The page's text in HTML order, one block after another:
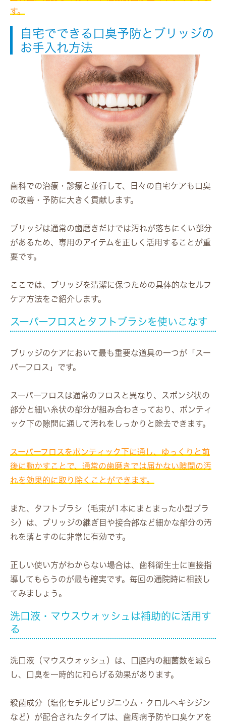
す。
自宅でできる口臭予防とブリッジの
お手入れ方法
歯科での治療・診療と並行して、日々の自宅ケアも口臭
の改善・予防に大きく貢献します。
ブリッジは通常の歯磨きだけでは汚れが落ちにくい部分
があるため、専用のアイテムを正しく活用することが重
要です。
ここでは、ブリッジを清潔に保つための具体的なセルフ
ケア方法をご紹介します。
スーパーフロスとタフトブラシを使いこなす
ブリッジのケアにおいて最も重要な道具の一つが「スー
パーフロス」です。
スーパーフロスは通常のフロスと異なり、スポンジ状の
部分と細い糸状の部分が組み合わさっており、ポンティ
ック下の隙間に通して汚れをしっかりと除去できます。
スーパーフロスをポンティック下に通し、ゆっくりと前
後に動かすことで、通常の歯磨きでは届かない隙間の汚
れを効果的に取り除くことができます。
また、タフトブラシ（毛束が1本にまとまった小型ブラ
シ）は、ブリッジの継ぎ目や接合部など細かな部分の汚
れを落とすのに非常に有効です。
正しい使い方がわからない場合は、歯科衛生士に直接指
導してもらうのが最も確実です。毎回の通院時に相談し
てみましょう。
洗口液・マウスウォッシュは補助的に活用す
る
洗口液（マウスウォッシュ）は、口腔内の細菌数を減ら
し、口臭を一時的に和らげる効果があります。
殺菌成分（塩化セチルピリジニウム・クロルヘキシジン
など）が配合されたタイプは、歯周病予防や口臭ケアを